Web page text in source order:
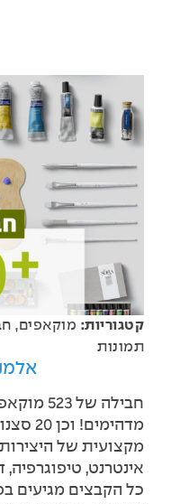
קטגוריות: מוקאפים,
תמונות
חבילה
מקצועית של
אינטרנט, טיפוגרפיה,